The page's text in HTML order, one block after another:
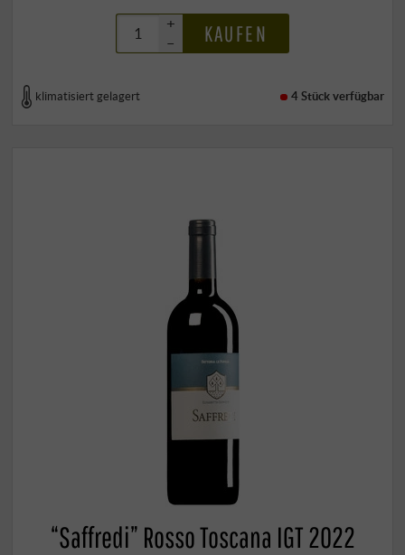
+
–
KAUFEN
klimatisiert gelagert 4 Stückverfügbar
“Saffredi” Rosso Toscana IGT 2022